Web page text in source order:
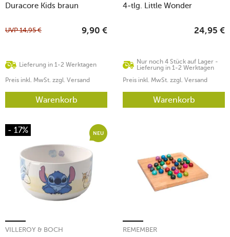
Duracore Kids braun
Lieferung in 1-2 Werktagen
UVP14,95 € 9,90 €
Preis inkl. MwSt. zzgl. Versand
Warenkorb
4-tlg. Little Wonder
Nur noch 4 Stück auf Lager -
Lieferung in 1-2 Werktagen
24,95 €
Preis inkl. MwSt. zzgl. Versand
Warenkorb
- 17% NEU
VILLEROY & BOCH REMEMBER